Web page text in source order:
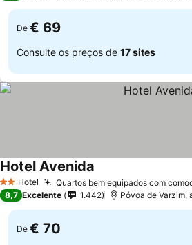
De € 69
Consulte os preços de 17 sites
2 Estrelas
Hotel Quartos bem equipados com
Hotel Avenida
8,7 Excelente 1.442 Póvoa de Varzim,
De € 70